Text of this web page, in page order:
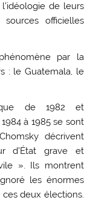
de leurs
officielles
par la
: le Guatemala, le
de 1982 et
à 1985 se sont
décrivent
d’État grave et
». Ils montrent
les énormes
deux élections.